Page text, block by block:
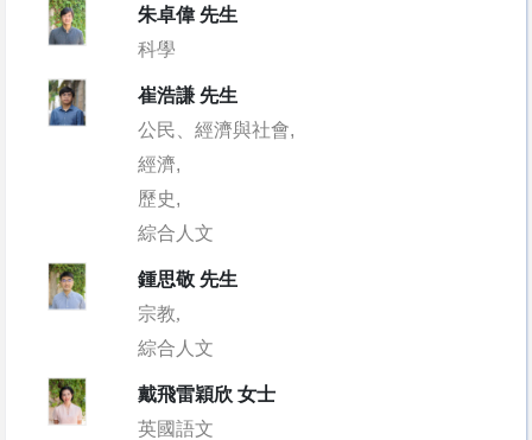
朱卓偉 先生
科學
崔浩謙 先生
公民、經濟與社會,
經濟,
歷史,
綜合人文
鍾思敬 先生
宗教,
綜合人文
戴飛雷穎欣 女士
英國語文